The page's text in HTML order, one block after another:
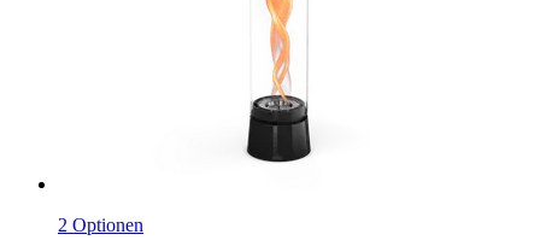
2 Optionen